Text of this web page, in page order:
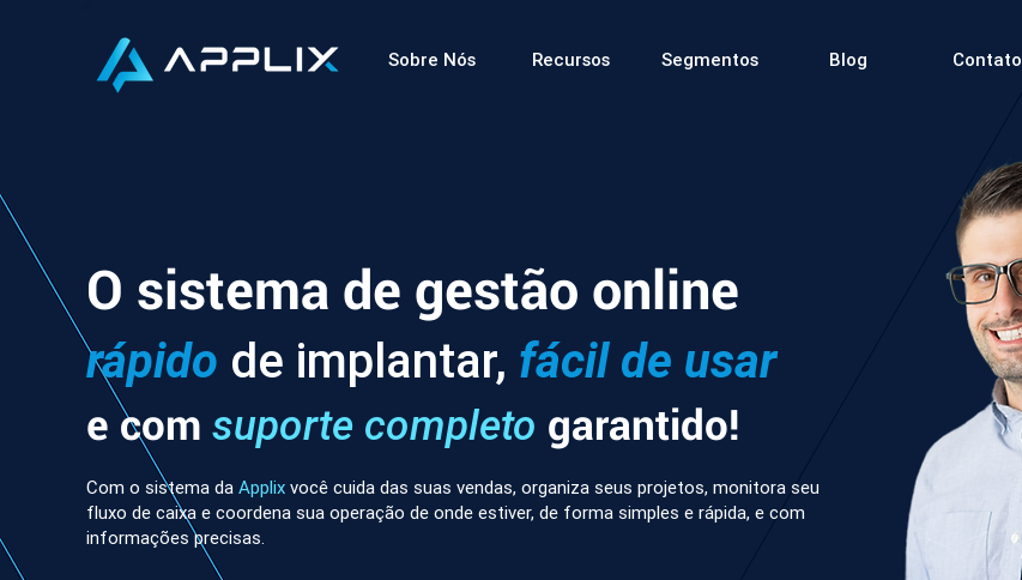
Sobre Nós Recursos Segmentos Blog Contato
Com o sistema da Applix você cuida das suas vendas, organiza seus projetos, monitora seu
fluxo de caixa e coordena sua operação de onde estiver, de forma simples e rápida, e com
informações precisas.
O sistema de gestão online
rápido de implantar, fácil de usar
e com suporte completo garantido!